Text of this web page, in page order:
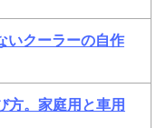
クーラーの自作
方。家庭用と車用